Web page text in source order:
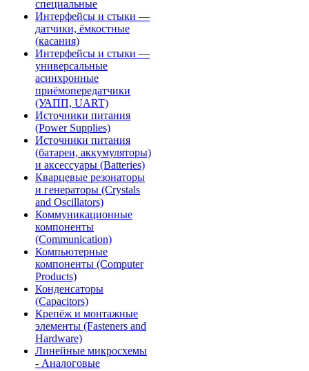
специальные
Интерфейсы и стыки —
датчики, ёмкостные
(касания)
Интерфейсы и стыки —
универсальные
асинхронные
приёмопередатчики
(УАПП, UART)
Источники питания
(Power Supplies)
Источники питания
(батареи, аккумуляторы)
и аксессуары (Batteries)
Кварцевые резонаторы
и генераторы (Crystals
and Oscillators)
Коммуникационные
компоненты
(Communication)
Компьютерные
компоненты (Computer
Products)
Конденсаторы
(Capacitors)
Крепёж и монтажные
элементы (Fasteners and
Hardware)
Линейные микросхемы
- Аналоговые